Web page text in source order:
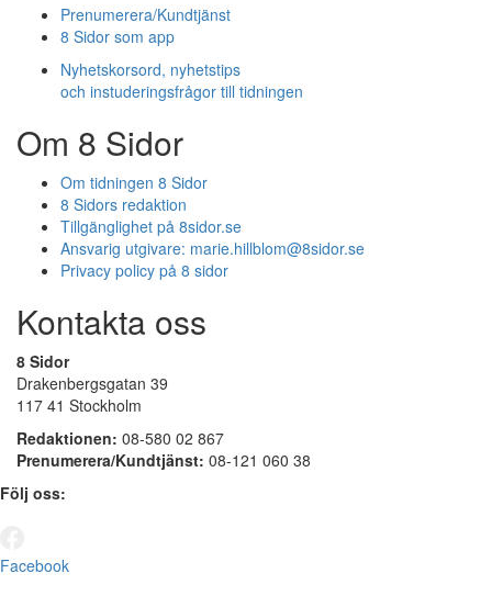
Prenumerera/Kundtjänst
8 Sidor som app
Nyhetskorsord, nyhetstips
och instuderingsfrågor till tidningen
Om 8 Sidor
Om tidningen 8 Sidor
8 Sidors redaktion
Tillgänglighet på 8sidor.se
Ansvarig utgivare: marie.hillblom@8sidor.se
Privacy policy på 8 sidor
Kontakta oss
8 Sidor
Drakenbergsgatan 39
117 41 Stockholm
Redaktionen: 08-580 02 867
Prenumerera/Kundtjänst: 08-121 060 38
Följ oss:
Facebook